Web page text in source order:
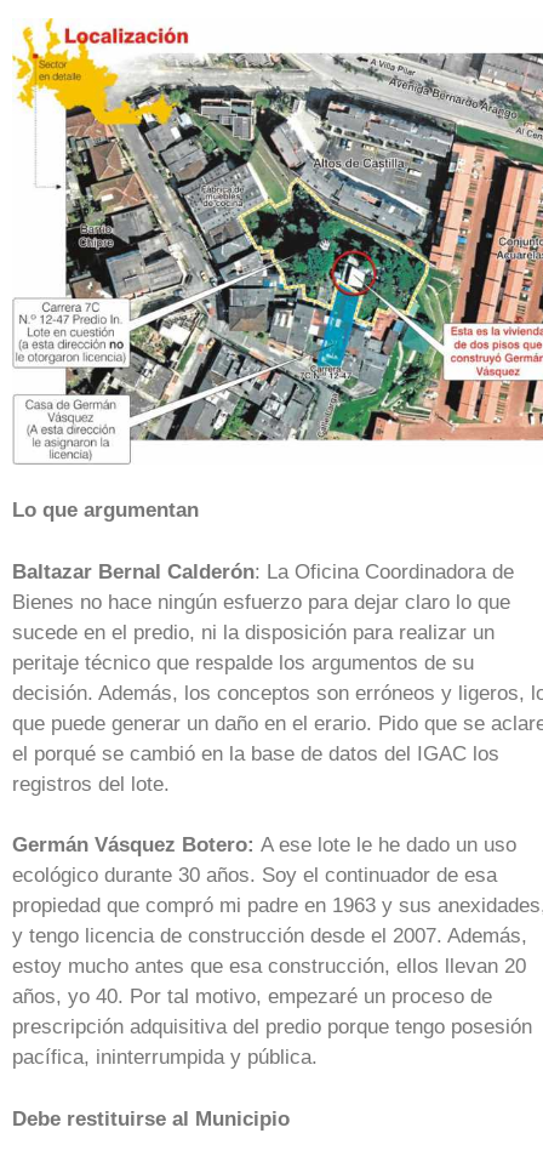
Lo que argumentan
Baltazar Bernal Calderón: La Oficina Coordinadora de
Bienes no hace ningún esfuerzo para dejar claro lo que
sucede en el predio, ni la disposición para realizar un
peritaje técnico que respalde los argumentos de su
decisión. Además, los conceptos son erróneos y ligeros,
que puede generar un daño en el erario. Pido que se
el porqué se cambió en la base de datos del IGAC los
registros del lote.
Germán Vásquez Botero: A ese lote le he dado un uso
ecológico durante 30 años. Soy el continuador de esa
propiedad que compró mi padre en 1963 y sus
y tengo licencia de construcción desde el 2007. Además,
estoy mucho antes que esa construcción, ellos llevan 20
años, yo 40. Por tal motivo, empezaré un proceso de
prescripción adquisitiva del predio porque tengo posesión
pacífica, ininterrumpida y pública.
Debe restituirse al Municipio